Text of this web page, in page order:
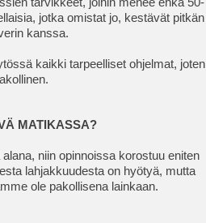
jotka omistat jo, kestävät pitkän
kanssa.
kaikki tarpeelliset ohjelmat, joten
MATIKASSA?
niin opinnoissa korostuu eniten
lahjakkuudesta on hyötyä, mutta
ole pakollisena lainkaan.